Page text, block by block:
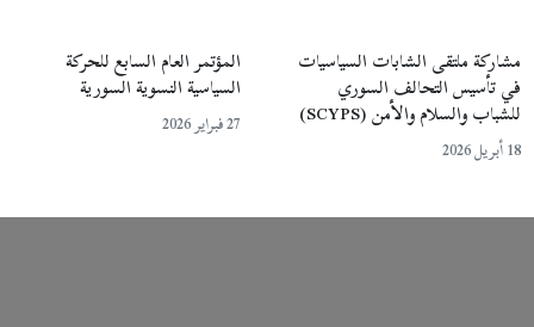
مشاركة ملتقى الشابات السياسيات
في تأسيس التحالف السوري
للشباب والسلام والأمن (SCYPS)
18 أبريل 2026
المؤتمر العام السابع للحركة
السياسية النسوية السورية
27 فبراير 2026